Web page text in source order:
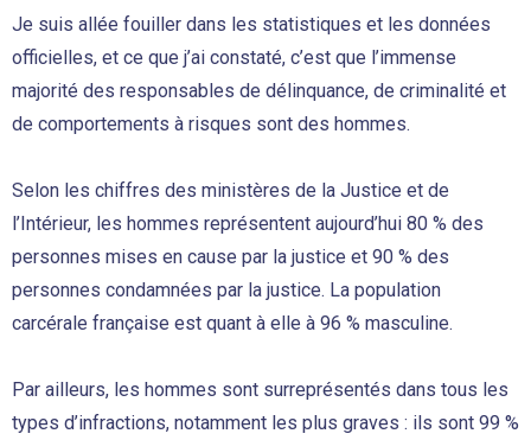
Je suis allée fouiller dans les statistiques et les données
officielles, et ce que j’ai constaté, c’est que l’immense
majorité des responsables de délinquance, de criminalité et
de comportements à risques sont des hommes.
Selon les chiffres des ministères de la Justice et de
l’Intérieur, les hommes représentent aujourd’hui 80 % des
personnes mises en cause par la justice et 90 % des
personnes condamnées par la justice. La population
carcérale française est quant à elle à 96 % masculine.
Par ailleurs, les hommes sont surreprésentés dans tous les
types d’infractions, notamment les plus graves : ils sont 99 %